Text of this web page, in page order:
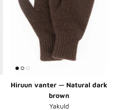
Hiruun vanter — Natural dark
brown
Yakuld